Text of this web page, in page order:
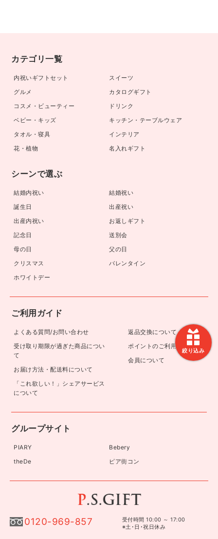
絞り込み
カテゴリ一覧
内祝いギフトセット
スイーツ
グルメ
カタログギフト
コスメ・ビューティー
ドリンク
ベビー・キッズ
キッチン・テーブルウェア
タオル・寝具
インテリア
花・植物
名入れギフト
シーンで選ぶ
結婚内祝い
結婚祝い
誕生日
出産祝い
出産内祝い
お返しギフト
記念日
送別会
母の日
父の日
クリスマス
バレンタイン
ホワイトデー
ご利用ガイド
よくある質問/お問い合わせ
受け取り期限が過ぎた商品につい
て
お届け方法・配送料について
「これ欲しい！」シェアサービス
について
返品交換について
ポイントのご利用方法
会員について
グループサイト
PIARY
Bebery
theDe
ピア街コン
0120-969-857
受付時間 10:00 ～ 17:00
※土･日･祝日休み